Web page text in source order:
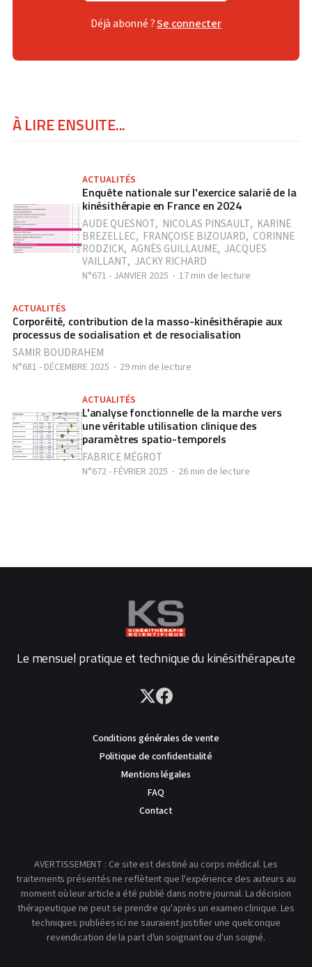
Déjà abonné ?Se connecter
À LIRE ENSUITE...
ACTUALITÉS
Enquête nationale sur l'exercice salarié de la
kinésithérapie en France en 2024
AUDE QUESNOT, NICOLAS PINSAULT, KARINE
BREZELLEC, FRANÇOISE BIZOUARD, CORINNE
RODZICK, AGNÈS GUILLAUME, JACQUES
VAILLANT, JACKY RICHARD
N°671 - JANVIER 2025 17 min de lecture
ACTUALITÉS
Corporéité, contribution de la masso-kinésithérapie aux
processus de socialisation et de resocialisation
SAMIR BOUDRAHEM
N°681 - DÉCEMBRE 2025 29 min de lecture
ACTUALITÉS
L'analyse fonctionnelle de la marche vers
une véritable utilisation clinique des
paramètres spatio-temporels
FABRICE MÉGROT
N°672 - FÉVRIER 2025 26 min de lecture
Le mensuel pratique et technique du kinésithérapeute
Conditions générales de vente
Politique de confidentialité
Mentions légales
FAQ
Contact
AVERTISSEMENT : Ce site est destiné au corps médical. Les
traitements présentés ne reflètent que l'expérience des auteurs au
moment où leur article a été publié dans notre journal. La décision
thérapeutique ne peut se prendre qu'après un examen clinique. Les
techniques publiées ici ne sauraient justifier une quelconque
revendication de la part d'un soignant ou d'un soigné.